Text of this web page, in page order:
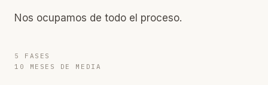
Nos ocupamos de todo el proceso.
5 FASES
10 MESES DE MEDIA